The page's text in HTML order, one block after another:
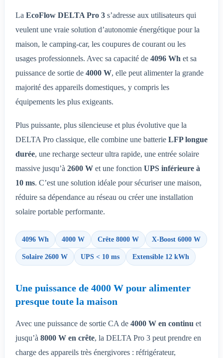
La EcoFlow DELTA Pro 3 s’adresse aux utilisateurs qui
veulent une vraie solution d’autonomie énergétique pour la
maison, le camping-car, les coupures de courant ou les
usages professionnels. Avec sa capacité de 4096 Wh et sa
puissance de sortie de 4000 W, elle peut alimenter la grande
majorité des appareils domestiques, y compris les
équipements les plus exigeants.
Plus puissante, plus silencieuse et plus évolutive que la
DELTA Pro classique, elle combine une batterie LFP longue
durée, une recharge secteur ultra rapide, une entrée solaire
massive jusqu’à 2600 W et une fonction UPS inférieure à
10 ms. C’est une solution idéale pour sécuriser une maison,
réduire sa dépendance au réseau ou créer une installation
solaire portable performante.
4096 Wh 4000 W Crête 8000 W X-Boost 6000 W
Solaire 2600 W UPS < 10 ms Extensible 12 kWh
Une puissance de 4000 W pour alimenter
presque toute la maison
Avec une puissance de sortie CA de 4000 W en continu et
jusqu’à 8000 W en crête, la DELTA Pro 3 peut prendre en
charge des appareils très énergivores : réfrigérateur,